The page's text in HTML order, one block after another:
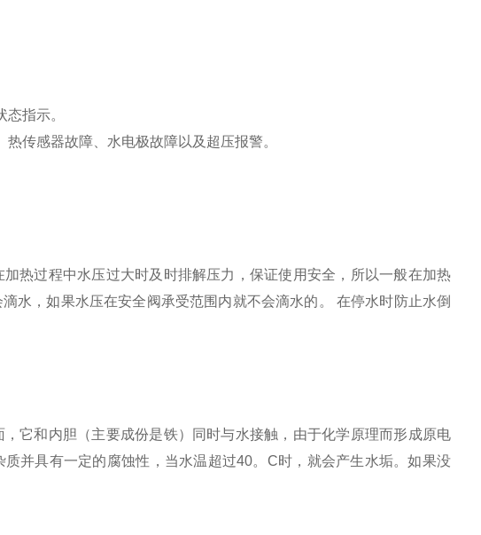
指示。
传感器故障、水电极故障以及超压报警。
加热过程中水压过大时及时排解压力，保证使用安全，所以一般在加热
水，如果水压在安全阀承受范围内就不会滴水的。
在停水时防止水倒
，它和内胆（主要成份是铁）同时与水接触，由于化学原理而形成原电
并具有一定的腐蚀性，当水温超过40。 C时，就会产生水垢。如果没